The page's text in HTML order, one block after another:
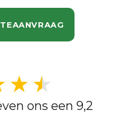
ons een 9,2